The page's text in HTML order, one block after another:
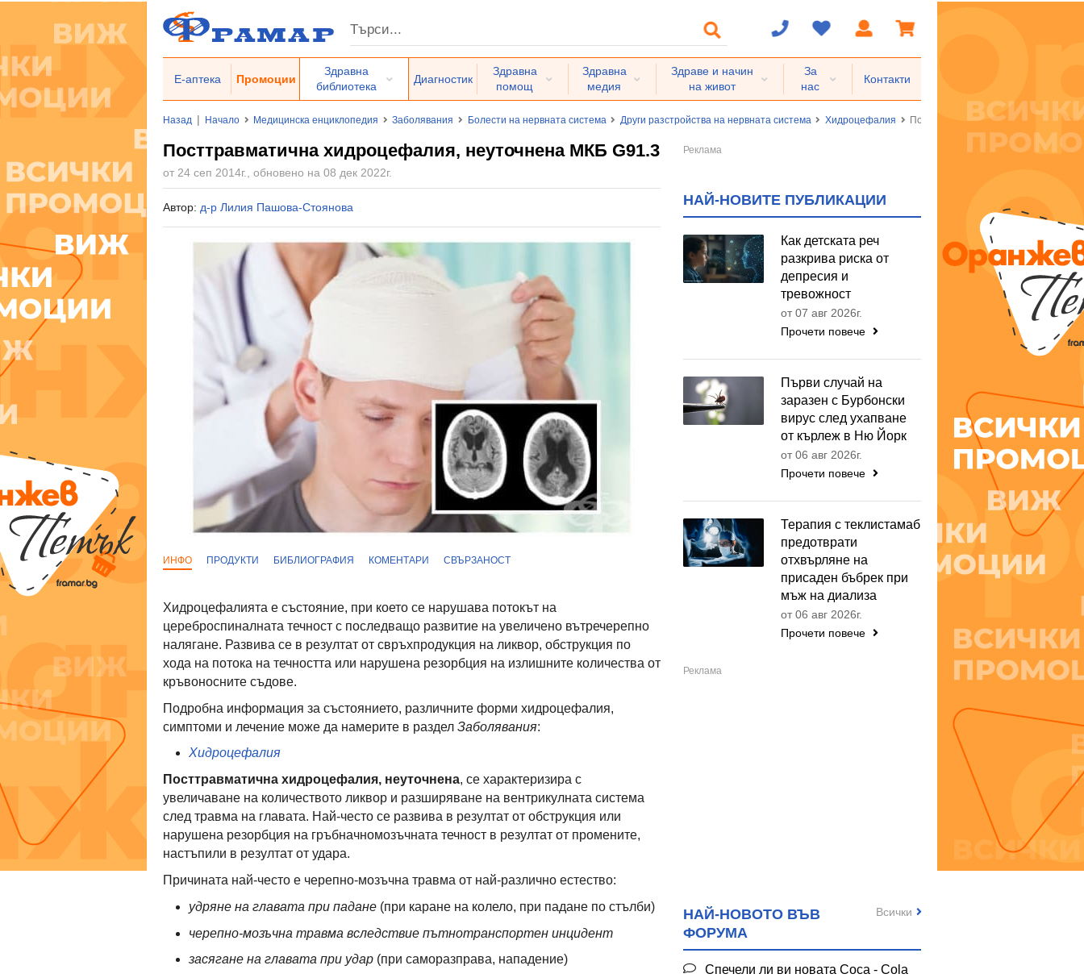
Е-аптека Промоции
Здравна
библиотека
Диагностик
Здравна
помощ
Здравна
медия
Здраве и начин
на живот
За
нас
Контакти
Назад | Начало Медицинска енциклопедия Заболявания Болести на нервната система Други разстройства на нервната система Хидроцефалия Посттравматична хидроцефалия,
Посттравматична хидроцефалия, неуточнена МКБ G91.3
от 24 сеп 2014г., обновено на 08 дек 2022г.
Автор: д-р Лилия Пашова-Стоянова
ИНФО ПРОДУКТИ БИБЛИОГРАФИЯ КОМЕНТАРИ СВЪРЗАНОСТ
Хидроцефалията е състояние, при което се нарушава потокът на
цереброспиналната течност с последващо развитие на увеличено вътречерепно
налягане. Развива се в резултат от свръхпродукция на ликвор, обструкция по
хода на потока на течността или нарушена резорбция на излишните количества от
кръвоносните съдове.
Подробна информация за състоянието, различните форми хидроцефалия,
симптоми и лечение може да намерите в раздел Заболявания:
Хидроцефалия
Посттравматична хидроцефалия, неуточнена, се характеризира с
увеличаване на количеството ликвор и разширяване на вентрикулната система
след травма на главата. Най-често се развива в резултат от обструкция или
нарушена резорбция на гръбначномозъчната течност в резултат от промените,
настъпили в резултат от удара.
Причината най-често е черепно-мозъчна травма от най-различно естество:
удряне на главата при падане(при каране на колело, при падане по стълби)
черепно-мозъчна травма вследствие пътнотранспортен инцидент
засягане на главата при удар(при саморазправа, нападение)
НАЙ-НОВИТЕ ПУБЛИКАЦИИ
Как детската реч
разкрива риска от
депресия и
тревожност
от 07 авг 2026г.
Прочети повече
Първи случай на
заразен с Бурбонски
вирус след ухапване
от кърлеж в Ню Йорк
от 06 авг 2026г.
Прочети повече
Терапия с теклистамаб
предотврати
отхвърляне на
присаден бъбрек при
мъж на диализа
от 06 авг 2026г.
Прочети повече
НАЙ-НОВОТО ВЪВ
ФОРУМА
Спечели ли ви новата Coca - Cola
Всички